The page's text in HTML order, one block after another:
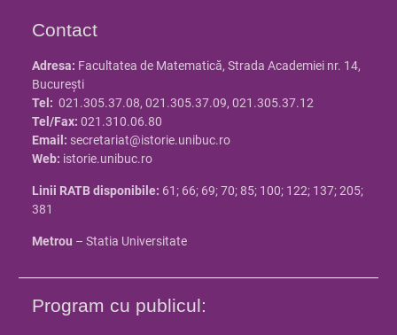
Contact
Adresa: Facultatea de Matematică, Strada Academiei nr. 14,
Bucureşti
Tel: 021.305.37.08, 021.305.37.09, 021.305.37.12
Tel/Fax: 021.310.06.80
Email: secretariat@istorie.unibuc.ro
Web: istorie.unibuc.ro
Linii RATB disponibile: 61; 66; 69; 70; 85; 100; 122; 137; 205;
381
Metrou – Statia Universitate
Program cu publicul: